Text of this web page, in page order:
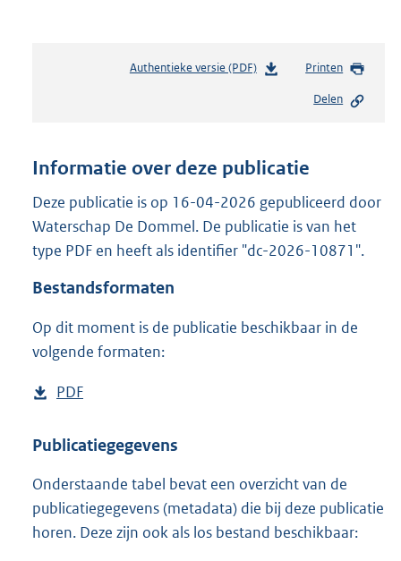
Authentieke versie (PDF)b
n
s
g
r
o
e
n
Printen
Delen
Informatie over deze publicatie
Deze publicatie is op 16-04-2026 gepubliceerd door
Waterschap De Dommel. De publicatie is van het
type PDF en heeft als identifier "dc-2026-10871".
Bestandsformaten
Op dit moment is de publicatie beschikbaar in de
volgende formaten:
D
w
l
o
a
PDF
s
a
n
d
Publicatiegegevens
Onderstaande tabel bevat een overzicht van de
publicatiegegevens (metadata) die bij deze publicatie
horen. Deze zijn ook als los bestand beschikbaar: